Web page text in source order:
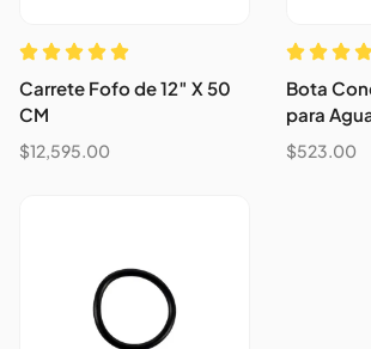
Carrete Fofo de 12″ X 50
CM
$12,595.00
Bota
para
$523.00